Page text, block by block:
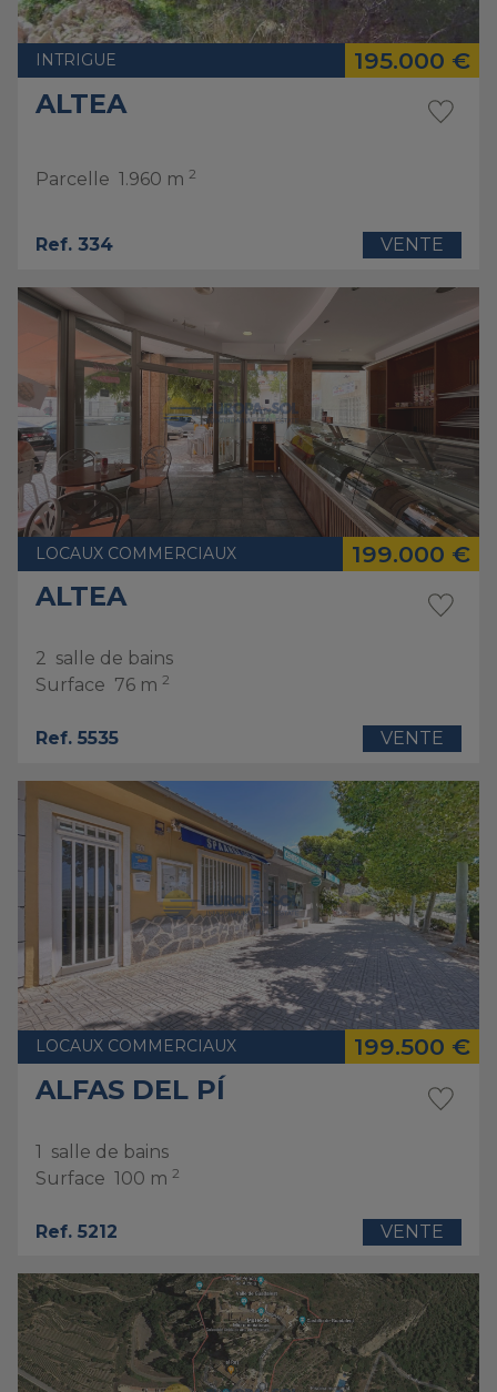
INTRIGUE 195.000 €
ALTEA
Parcelle 1.960 m 2
Ref. 334 VENTE
LOCAUX COMMERCIAUX 199.000 €
ALTEA
2 salle de bains
Surface 76 m 2
Ref. 5535 VENTE
LOCAUX COMMERCIAUX 199.500 €
ALFAS DEL PÍ
1 salle de bains
Surface 100 m 2
Ref. 5212 VENTE